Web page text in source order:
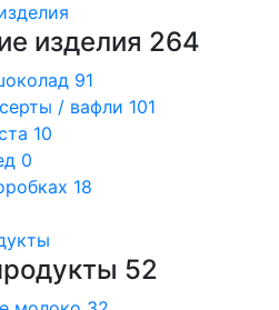
изделия 264
91
/ вафли 101
10
0
18
52